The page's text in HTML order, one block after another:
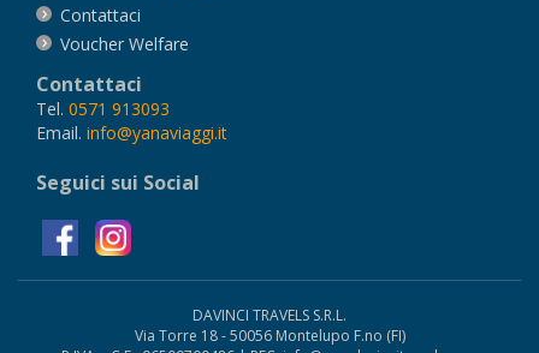
Contattaci
Voucher Welfare
Contattaci
Tel. 0571 913093
Email. info@yanaviaggi.it
Seguici sui Social
DAVINCI TRAVELS S.R.L.
Via Torre 18 - 50056 Montelupo F.no (FI)